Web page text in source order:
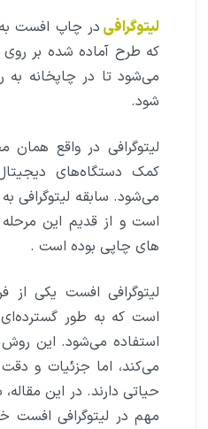
لیتوگرافی در چاپ افست
که طرح آماده شده بر
می‌شود تا در چاپخانه
شود.
لیتوگرافی در واقع
کمک دستگاه‌های
می‌شود. سابقه لیتوگرافی
است و از قدیم این
های چاپی بوده است .
لیتوگرافی افست یکی از
است که به طور
استفاده می‌شود. این
می‌کند، اما جزئیات و دقت
حیاتی دارند. در این
مهم در لیتوگرافی افست